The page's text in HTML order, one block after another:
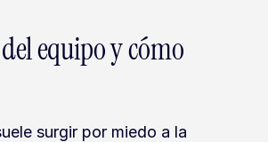
equipo y cómo
surgir por miedo a la